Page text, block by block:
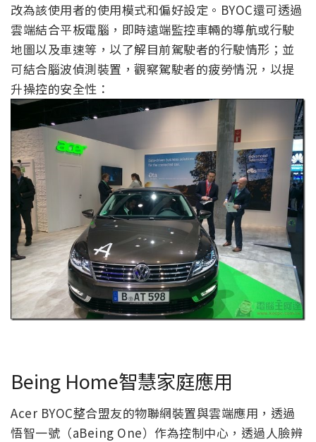
改為該使用者的使用模式和偏好設定。BYOC還可透過
雲端結合平板電腦，即時遠端監控車輛的導航或行駛
地圖以及車速等，以了解目前駕駛者的行駛情形；並
可結合腦波偵測裝置，觀察駕駛者的疲勞情況，以提
升操控的安全性：
Being Home智慧家庭應用
Acer BYOC整合盟友的物聯網裝置與雲端應用，透過
悟智一號（aBeing One）作為控制中心，透過人臉辨